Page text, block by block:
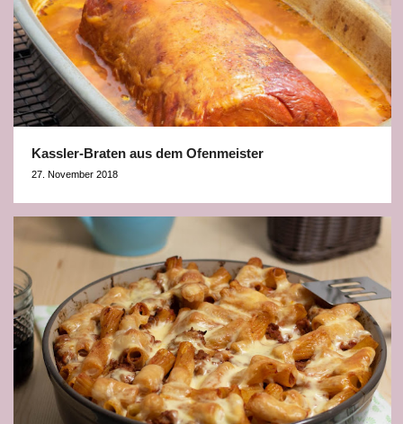
Kassler-Braten aus dem Ofenmeister
27. November 2018